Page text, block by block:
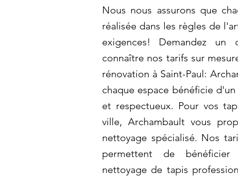
Nous nous assurons que
réalisée dans les règles de
exigences! Demandez un
connaître nos tarifs sur
rénovation à Saint-Paul:
chaque espace bénéficie
et respectueux. Pour vos
ville, Archambault vous
nettoyage spécialisé. Nos
permettent de
nettoyage de tapis